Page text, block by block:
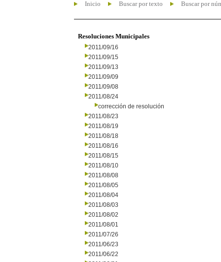
Inicio Buscar por texto Buscar por
Resoluciones Municipales
2011/09/16
2011/09/15
2011/09/13
2011/09/09
2011/09/08
2011/08/24
corrección de resolución
2011/08/23
2011/08/19
2011/08/18
2011/08/16
2011/08/15
2011/08/10
2011/08/08
2011/08/05
2011/08/04
2011/08/03
2011/08/02
2011/08/01
2011/07/26
2011/06/23
2011/06/22